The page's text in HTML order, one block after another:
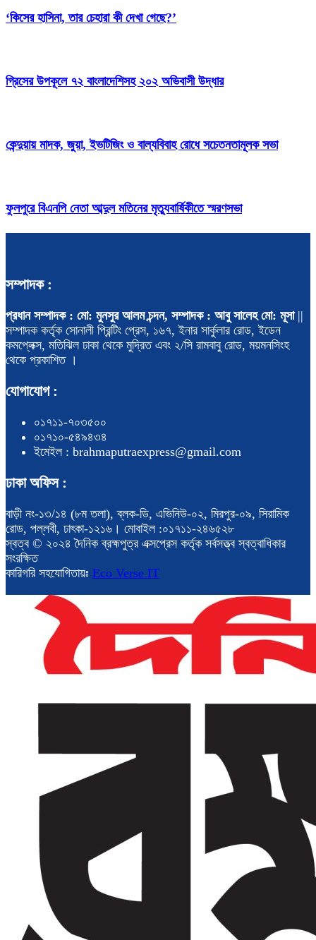
‘কিসের হাসিনা, তার চেহারা কী দেখা গেছে?’
গ্রিসের উপকূলে ৭২ বাংলাদেশিসহ ২০২ অভিবাসী উদ্ধার
কেন্দুয়ায় মাদক, জুয়া, ইভটিজিং ও বাল্যবিবাহ রোধে সচেতনতামূলক সভা
ফুলপুরে বিএনপি নেতা আব্দুল মতিনের মৃত্যুবার্ষিকীতে স্মরণসভা
সম্পাদক :
প্রধান সম্পাদক : মো: মুনসুর আলম চন্দন, সম্পাদক : আবু সালেহ মো: মূসা||
সম্পাদক কর্তৃক সোনালী প্রিন্টিং প্রেস, ১৬৭, ইনার সার্কুলার রোড, ইডেন
কমপ্লেক্স, মতিঝিল ঢাকা থেকে মুদ্রিত এবং ২/সি রামবাবু রোড, ময়মনসিংহ
থেকে প্রকাশিত ।
যোগাযোগ :
০১৭১১-৭০৩৫০০
০১৭১০-৫৪৯৪৩৪
ইমেইল : brahmaputraexpress@gmail.com
ঢাকা অফিস :
বাড়ী নং-১৩/১৪ (৮ম তলা), ব্লক-ডি, এভিনিউ-০২, মিরপুর-০৯, সিরামিক
রোড, পল্লবী, ঢাৎকা-১২১৬। মোবাইল :০১৭১১-২৪৬৫২৮
স্বত্ব © ২০২৪ দৈনিক ব্রহ্মপুত্র এক্সপ্রেস কর্তৃক সর্বসত্ত্ব স্বত্বাধিকার
সংরক্ষিত
কারিগরি সহযোগিতায়ঃ Eco Verse IT